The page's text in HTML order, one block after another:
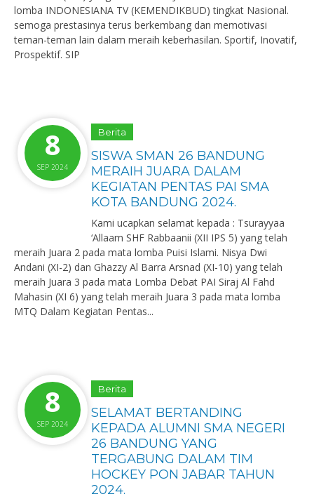
lomba INDONESIANA TV (KEMENDIKBUD) tingkat Nasional.
semoga prestasinya terus berkembang dan memotivasi
teman-teman lain dalam meraih keberhasilan. Sportif, Inovatif,
Prospektif. SIP ️
8
SEP 2024
Berita
SISWA SMAN 26 BANDUNG
MERAIH JUARA DALAM
KEGIATAN PENTAS PAI SMA
KOTA BANDUNG 2024.
Kami ucapkan selamat kepada : Tsurayyaa
‘Allaam SHF Rabbaanii (XII IPS 5) yang telah
meraih Juara 2 pada mata lomba Puisi Islami. Nisya Dwi
Andani (XI-2) dan Ghazzy Al Barra Arsnad (XI-10) yang telah
meraih Juara 3 pada mata Lomba Debat PAI Siraj Al Fahd
Mahasin (XI 6) yang telah meraih Juara 3 pada mata lomba
MTQ Dalam Kegiatan Pentas...
8
SEP 2024
Berita
SELAMAT BERTANDING
KEPADA ALUMNI SMA NEGERI
26 BANDUNG YANG
TERGABUNG DALAM TIM
HOCKEY PON JABAR TAHUN
2024.